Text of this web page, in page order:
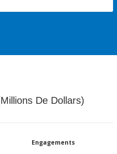
De Dollars)
Engagements